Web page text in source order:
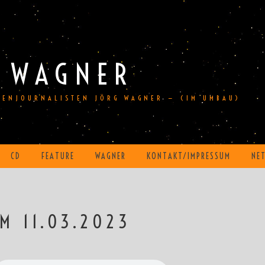
JÖRG WAGNER — (IM UMBAU)
CD FEATURE WAGNER KONTAKT/IMPRESSUM
11.03.2023